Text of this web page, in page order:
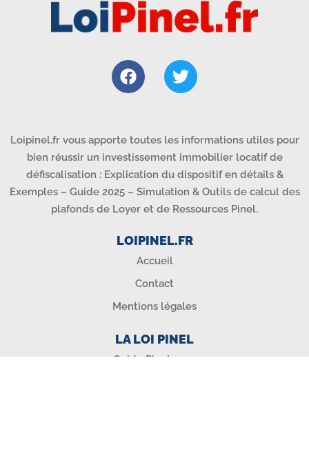
Loipinel.fr vous apporte toutes les informations utiles pour
bien réussir un investissement immobilier locatif de
défiscalisation : Explication du dispositif en détails &
Exemples – Guide 2025 – Simulation & Outils de calcul des
plafonds de Loyer et de Ressources Pinel.
LOIPINEL.FR
Accueil
Contact
Mentions légales
LA LOI PINEL
Guide Pinel 2025